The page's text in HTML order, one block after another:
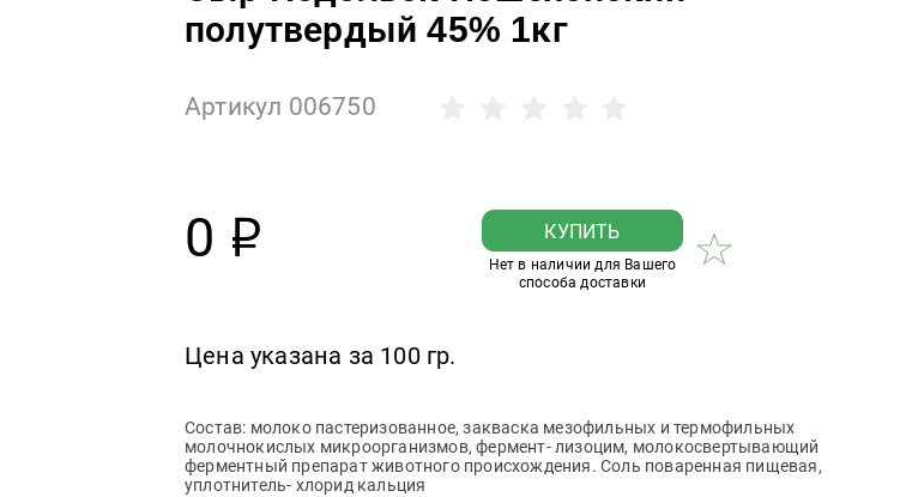
полутвердый 45% 1кг
Артикул 006750
0 р
Цена указана за 100 гр.
КУПИТЬ
Нет в наличии для Вашего
способа доставки
Состав: молоко пастеризованное, закваска мезофильных и термофильных
молочнокислых микроорганизмов, фермент- лизоцим, молокосвертывающий
ферментный препарат животного происхождения. Соль поваренная пищевая,
уплотнитель- хлорид кальция